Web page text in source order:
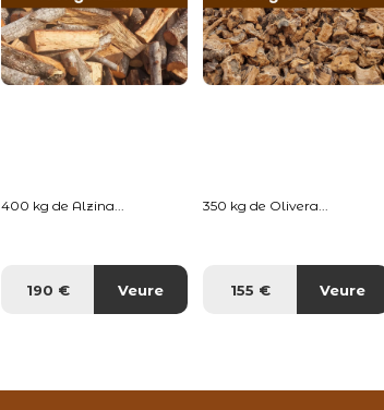
400 kg de Alzina...
190 € Veure
350 kg de Olivera...
155 € Veure